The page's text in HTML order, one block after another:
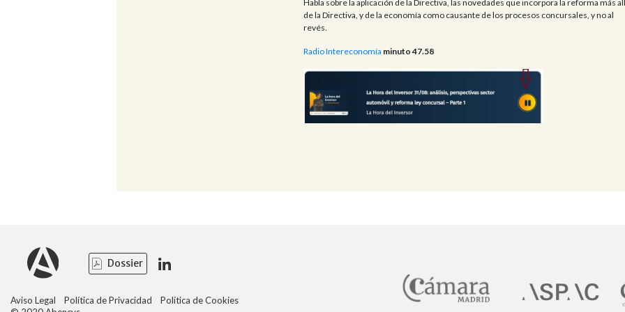
Habla sobre la aplicación de la Directiva, las novedades que incorpora la reforma más
de la Directiva, y de la economía como causante de los procesos concursales, y no al
revés.
Radio Intereconomía minuto 47.58
Dossier
Aviso Legal Política de Privacidad
Política de Cookies